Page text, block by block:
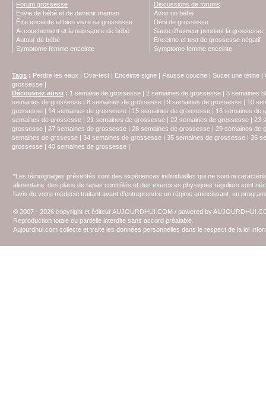
Forum grossesse
Envie de bébé et de devenir maman
Être enceinte et bien vivre sa grossesse
Accouchement et la naissance de bébé
Autour de bébé
Symptome femme enceinte
Discussions de forums
Avoir un bébé
Déni de grossesse
Saute d'humeur pendant la grossesse
Enceinte et test de grossesse négatif
Symptome femme enceinte
Tags : Perdre les eaux | Ova-test | Enceinte signe | Fausse couche | Sucer une tétine |
grossesse |
Découvrez aussi : 1 semaine de grossesse | 2 semaines de grossesse | 3 semaines
semaines de grossesse | 8 semaines de grossesse | 9 semaines de grossesse | 10
grossesse | 14 semaines de grossesse | 15 semaines de grossesse | 16 semaines de
semaines de grossesse | 21 semaines de grossesse | 22 semaines de grossesse | 23
grossesse | 27 semaines de grossesse | 28 semaines de grossesse | 29 semaines de
semaines de grssesse | 34 semaines de grossesse | 35 semaines de grossesse | 36
grossesse | 40 semaines de grossesse |
*Les témoignages présentés sont des expériences individuelles qui ne sont ni
alimentaire, des plans de repas contrôlés et des exercices physiques réguliers sont
l'avis de votre médecin traitant avant d'entreprendre un régime amincissant, un
© 2007 - 2026 copyright et éditeur AUJOURDHUI.COM / powered by
Reproduction totale ou partielle interdite sans accord préalable.
Aujourdhui.com collecte et traite les données personnelles dans le respect de la loi